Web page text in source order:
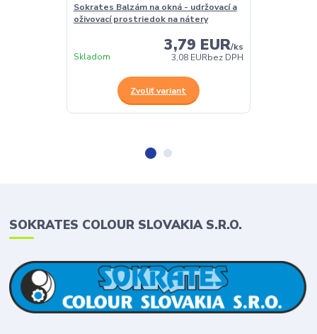
Sokrates Balzám na okná - udržovací a
oživovací prostriedok na nátery
3,79 EUR/ks
3,08 EURbez DPH
Skladom
Zvoliť variant
SOKRATES COLOUR SLOVAKIA S.R.O.